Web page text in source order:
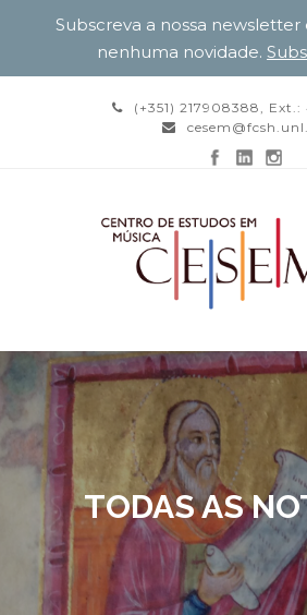
(+351) 217908388,
TODAS AS
Subscreva a nossa
nenhuma novidade.